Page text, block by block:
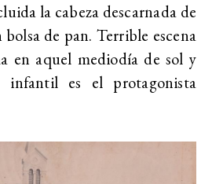
la cabeza descarnada de
de pan. Terrible escena
en aquel mediodía de sol y
infantil es el protagonista